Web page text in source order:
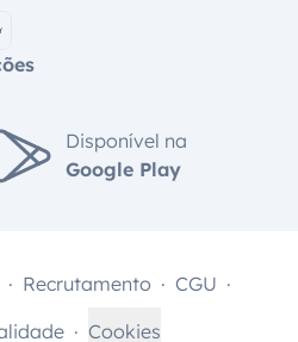
Disponível na
Google Play
Recrutamento
CGU
Cookies